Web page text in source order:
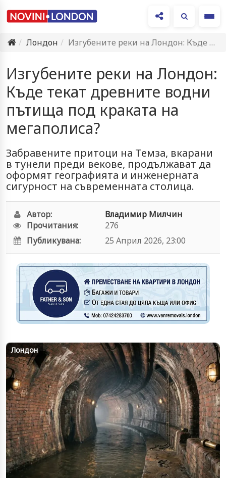
Лондон
Изгубените реки на Лондон: Къде текат древните водни пътища под…
Изгубените реки на Лондон:
Къде текат древните водни
пътища под краката на
мегаполиса?
Забравените притоци на Темза, вкарани
в тунели преди векове, продължават да
оформят географията и инженерната
сигурност на съвременната столица.
Автор:
Владимир Милчин
Прочитания:
276
Публикувана:
25 Април 2026, 23:00
Лондон